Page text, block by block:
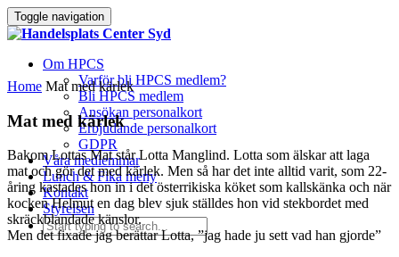
Toggle navigation
Om HPCS
Varför bli HPCS medlem?
Bli HPCS medlem
Ansökan personalkort
Erbjudande personalkort
GDPR
Våra medlemmar
Lunch & Fika meny
Kontakt
Styrelsen
Home Mat med kärlek
Mat med kärlek
Bakom Lottas Mat står Lotta Manglind. Lotta som älskar att laga
mat och gör det med kärlek. Men så har det inte alltid varit, som 22-
åring kastades hon in i det österrikiska köket som kallskänka och när
kocken Helmut en dag blev sjuk ställdes hon vid stekbordet med
skräckblandade känslor.
Men det fixade jag berättar Lotta, ”jag hade ju sett vad han gjorde”